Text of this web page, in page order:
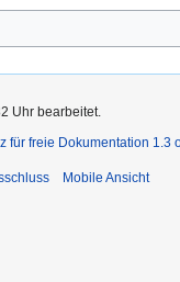
Uhr bearbeitet.
für freie Dokumentation 1.3
Mobile Ansicht